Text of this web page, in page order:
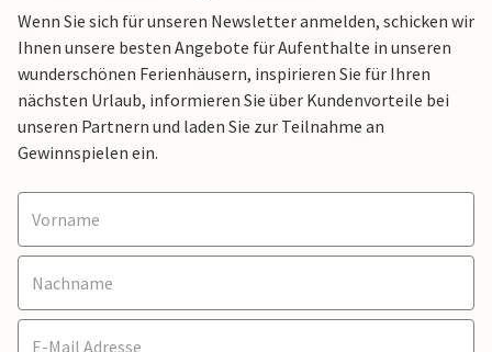
Wenn Sie sich für unseren Newsletter anmelden, schicken wir
Ihnen unsere besten Angebote für Aufenthalte in unseren
wunderschönen Ferienhäusern, inspirieren Sie für Ihren
nächsten Urlaub, informieren Sie über Kundenvorteile bei
unseren Partnern und laden Sie zur Teilnahme an
Gewinnspielen ein.